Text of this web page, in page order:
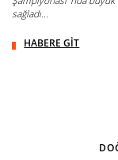
sağladı...
HABERE GİT